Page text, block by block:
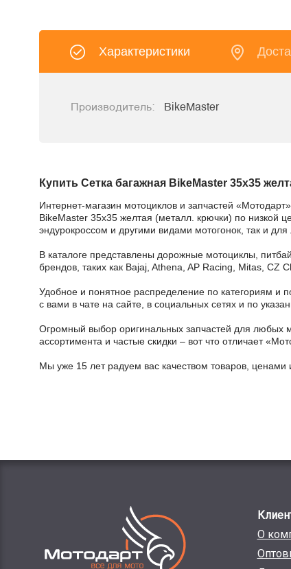
Характеристики
Производитель: BikeMaster
Купить Сетка багажная BikeMaster 35x35
Интернет-магазин мотоциклов и запчастей
BikeMaster 35x35 желтая (металл. крючки) по низкой
эндурокроссом и другими видами мотогонок, так и
В каталоге представлены дорожные мотоциклы,
брендов, таких как Bajaj, Athena, AP Racing, Mitas, CZ
Удобное и понятное распределение по категориям и
с вами в чате на сайте, в социальных сетях и по
Огромный выбор оригинальных запчастей для любых
ассортимента и частые скидки – вот что отличает
Мы уже 15 лет радуем вас качеством товаров,
О